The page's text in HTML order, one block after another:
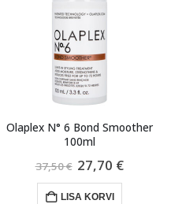
Praegune
LAOST OTSAS
Olaplex Hair Repair
75,00€ Algne
oli:
67,50
Tasuta tarne ⛟